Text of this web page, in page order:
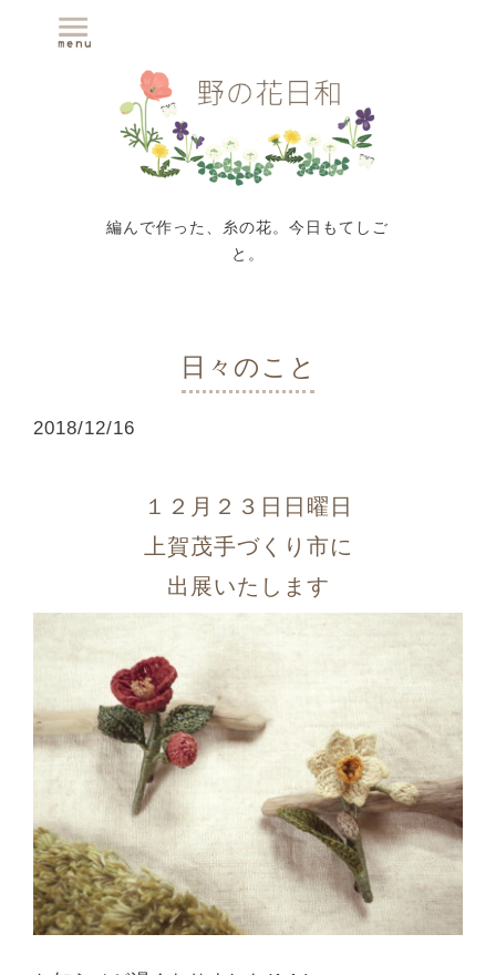
編んで作った、糸の花。今日もてしご
と。
日々のこと
2018/12/16
１２月２３日日曜日
上賀茂手づくり市に
出展いたします